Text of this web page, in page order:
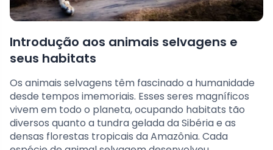
Introdução aos animais selvagens e
seus habitats
Os animais selvagens têm fascinado a humanidade
desde tempos imemoriais. Esses seres magníficos
vivem em todo o planeta, ocupando habitats tão
diversos quanto a tundra gelada da Sibéria e as
densas florestas tropicais da Amazônia. Cada